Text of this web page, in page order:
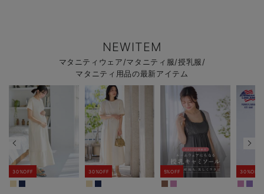
NEWITEM
マタニティウェア/マタニティ服/授乳服/
マタニティ用品の最新アイテム
30%OFF 30%OFF 5%OFF 30%OFF